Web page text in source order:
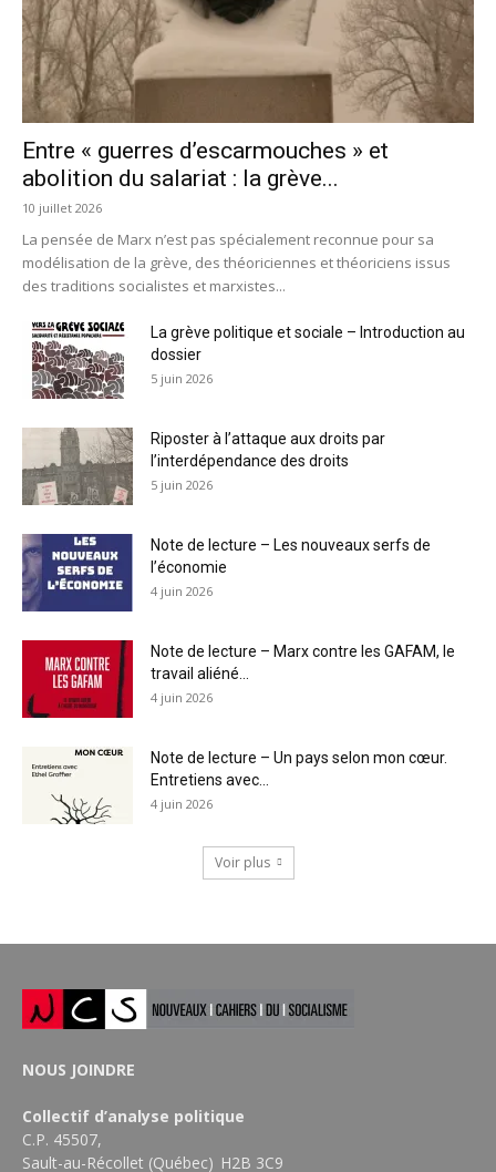
Entre « guerres d’escarmouches » et
abolition du salariat : la grève...
10 juillet 2026
La pensée de Marx n’est pas spécialement reconnue pour sa
modélisation de la grève, des théoriciennes et théoriciens issus
des traditions socialistes et marxistes...
La grève politique et sociale – Introduction au
dossier
5 juin 2026
Riposter à l’attaque aux droits par
l’interdépendance des droits
5 juin 2026
Note de lecture – Les nouveaux serfs de
l’économie
4 juin 2026
Note de lecture – Marx contre les GAFAM, le
travail aliéné...
4 juin 2026
Note de lecture – Un pays selon mon cœur.
Entretiens avec...
4 juin 2026
Voir plus
NOUS JOINDRE
Collectif d’analyse politique
C.P. 45507,
Sault-au-Récollet (Québec) H2B 3C9